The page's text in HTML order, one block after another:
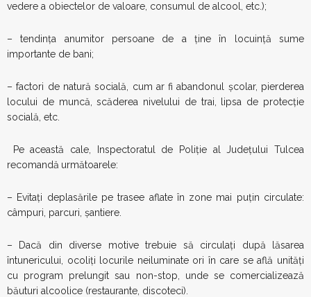
vedere a obiectelor de valoare, consumul de alcool, etc.);
– tendința anumitor persoane de a ține în locuință sume
importante de bani;
– factori de natură socială, cum ar fi abandonul școlar, pierderea
locului de muncă, scăderea nivelului de trai, lipsa de protecție
socială, etc.
Pe această cale, Inspectoratul de Poliție al Județului Tulcea
recomandă următoarele:
– Evitaţi deplasările pe trasee aflate în zone mai puţin circulate:
câmpuri, parcuri, șantiere.
– Dacă din diverse motive trebuie să circulaţi după lăsarea
întunericului, ocoliţi locurile neiluminate ori în care se află unităţi
cu program prelungit sau non-stop, unde se comercializează
băuturi alcoolice (restaurante, discoteci).